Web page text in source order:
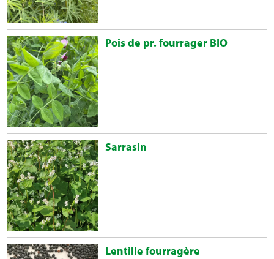
Pois de pr. fourrager BIO
Sarrasin
Lentille fourragère